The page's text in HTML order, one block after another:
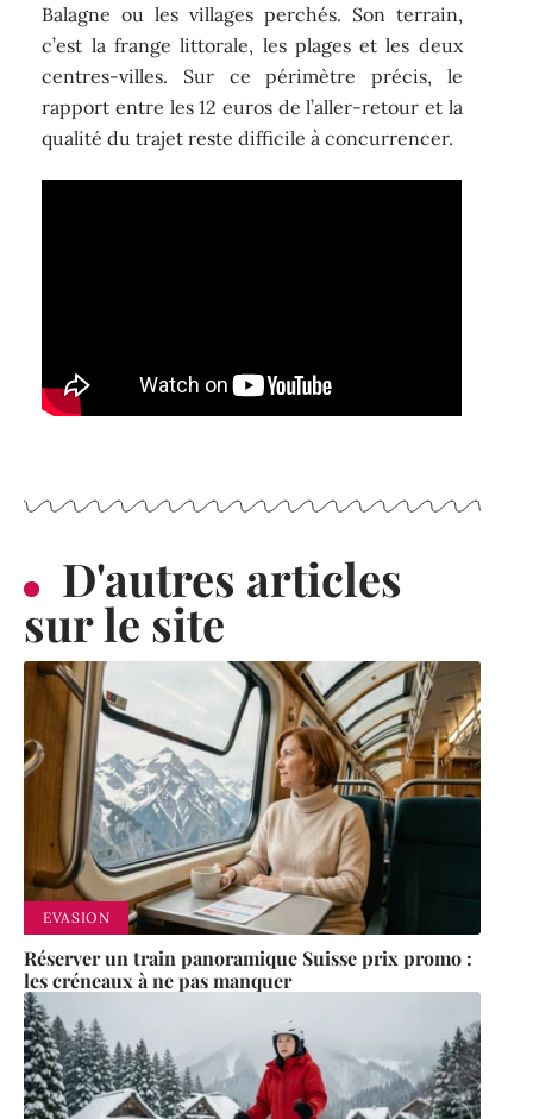
Balagne ou les villages perchés. Son terrain,
c’est la frange littorale, les plages et les deux
centres-villes. Sur ce périmètre précis, le
rapport entre les 12 euros de l’aller-retour et la
qualité du trajet reste difficile à concurrencer.
D'autres articles
sur le site
EVASION
Réserver un train panoramique Suisse prix promo :
les créneaux à ne pas manquer